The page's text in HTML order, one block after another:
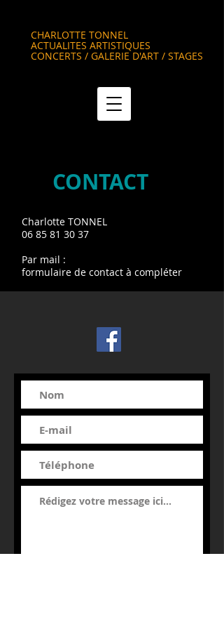
CHARLOTTE TONNEL
ACTUALITES ARTISTIQUES
CONCERTS / GALERIE D'ART / STAGES
CONTACT
Charlotte TONNEL
06 85 81 30 37
Par mail :
formulaire de contact à compléter